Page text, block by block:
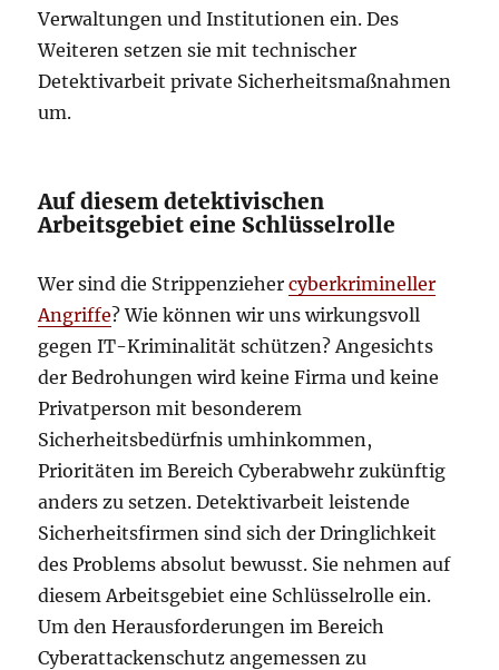
Verwaltungen und Institutionen ein. Des
Weiteren setzen sie mit technischer
Detektivarbeit private Sicherheitsmaßnahmen
um.
Auf diesem detektivischen
Arbeitsgebiet eine Schlüsselrolle
Wer sind die Strippenziehercyberkrimineller
Angriffe? Wie können wir uns wirkungsvoll
gegen IT-Kriminalität schützen? Angesichts
der Bedrohungen wird keine Firma und keine
Privatperson mit besonderem
Sicherheitsbedürfnis umhinkommen,
Prioritäten im Bereich Cyberabwehr zukünftig
anders zu setzen. Detektivarbeit leistende
Sicherheitsfirmen sind sich der Dringlichkeit
des Problems absolut bewusst. Sie nehmen auf
diesem Arbeitsgebiet eine Schlüsselrolle ein.
Um den Herausforderungen im Bereich
Cyberattackenschutz angemessen zu